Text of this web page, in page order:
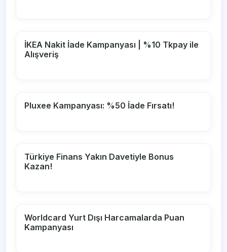
İKEA Nakit İade Kampanyası | %10 Tkpay ile
Alışveriş
Pluxee Kampanyası: %50 İade Fırsatı!
Türkiye Finans Yakın Davetiyle Bonus
Kazan!
Worldcard Yurt Dışı Harcamalarda Puan
Kampanyası